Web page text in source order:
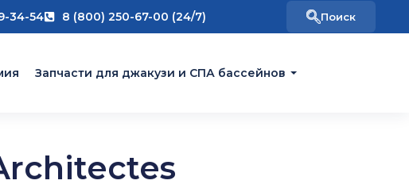
34-54 8 (800) 250-67-00 (24/7)
Запчасти для джакузи и СПА бассейнов